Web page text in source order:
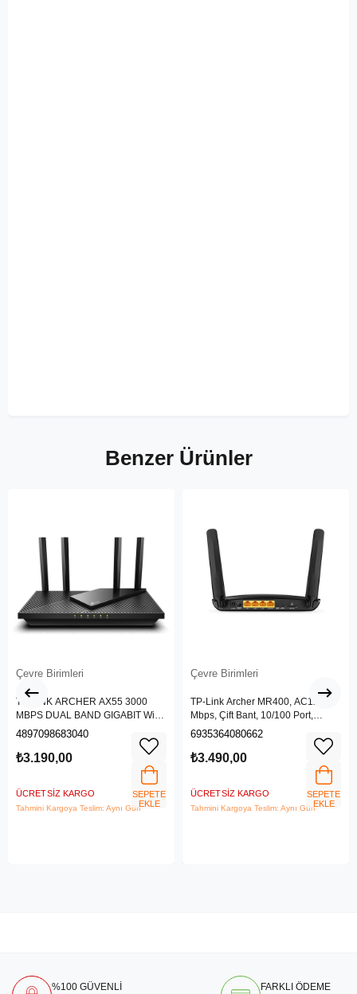
Benzer Ürünler
Çevre Birimleri
TP-LINK ARCHER AX55 3000
MBPS DUAL BAND GIGABIT Wi-Fi
6 ROUTER
4897098683040
₺3.190,00
ÜCRETSIZ KARGO
Tahmini Kargoya Teslim: Aynı Gün
SEPETE
EKLE
Çevre Birimleri
TP-Link Archer MR400, AC1200
Mbps, Çift Bant, 10/100 Port,
4G/3G SIM Yuvası, Kablosuz 4G
6935364080662
₺3.490,00
ÜCRETSIZ KARGO
Tahmini Kargoya Teslim: Aynı Gün
SEPETE
EKLE
%100 GÜVENLİ
FARKLI ÖDEME